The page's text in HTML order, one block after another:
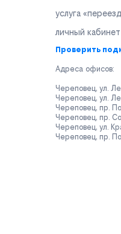
услуга
личный кабинет
Проверить
Адреса офисов:
Череповец, ул.
Череповец, ул.
Череповец, пр.
Череповец, пр.
Череповец, ул.
Череповец, пр.